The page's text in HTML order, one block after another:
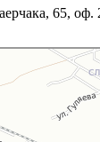
65, оф.